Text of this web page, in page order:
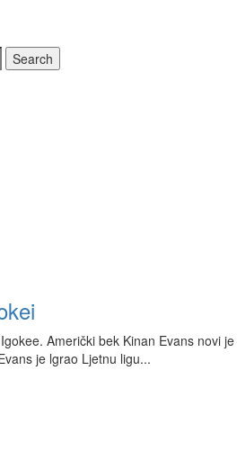
Američki bek Kinan Evans novi je
je lgrao Ljetnu ligu...